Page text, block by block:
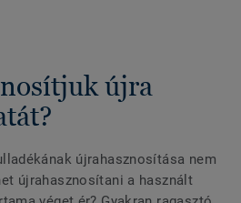
újra
újrahasznosítása nem
újrahasznosítani a használt